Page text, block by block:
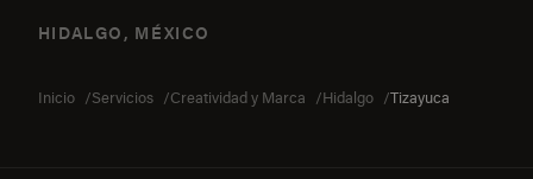
HIDALGO, MÉXICO
Inicio Servicios Creatividad y Marca Hidalgo Tizayuca